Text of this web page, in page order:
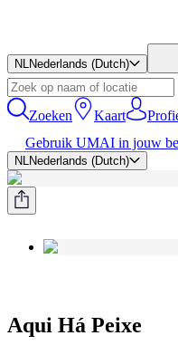
NLNederlands (Dutch)
Zoeken Kaart
Gebruik UMAI in jouw
NLNederlands (Dutch)
Aqui Há Peixe